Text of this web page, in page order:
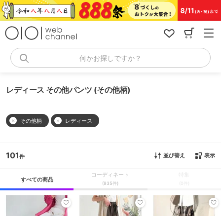
コ
ン
何かお探しですか？
レディース その他パンツ (その他柄)
その他柄 レディース
101 並び替え 表示
すべての商品
コーディネート
(935件) (0件)